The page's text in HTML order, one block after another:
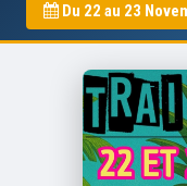
Du 22 au 23